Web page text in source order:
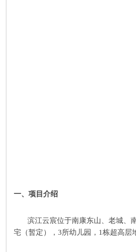
一、项目介绍
滨江云宸位于南康东山、老城、
宅（暂定），3所幼儿园，1栋超高层